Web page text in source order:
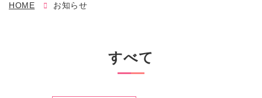
HOME お知らせ
すべて